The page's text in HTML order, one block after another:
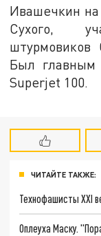
Ивашечкин
Сухого,
Был главным
Superjet 100.
ЧИТАЙТЕ ТАКЖЕ:
Технофашисты XXI
Оплеуха Маску.